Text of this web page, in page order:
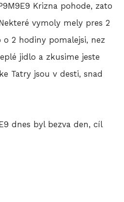
Krizna pohode, zato
vymoly mely pres 2
o 2 hodiny pomalejsi, nez
jidlo a zkusime jeste
Tatry jsou v desti, snad
dnes byl bezva den, cíl